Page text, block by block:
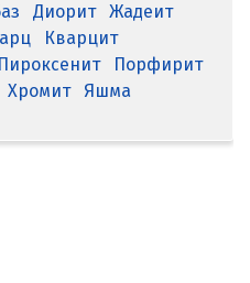
Диорит
Жадеит
Кварцит
Пироксенит
Порфирит
Хромит Яшма